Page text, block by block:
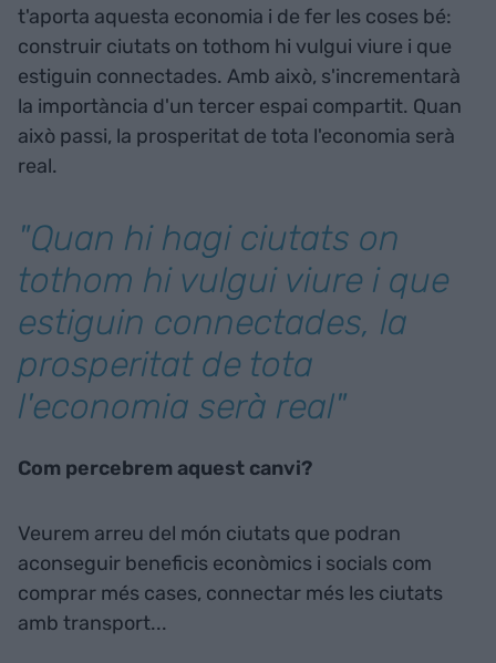
t'aporta aquesta economia i de fer les coses bé:
construir ciutats on tothom hi vulgui viure i que
estiguin connectades. Amb això, s'incrementarà
la importància d'un tercer espai compartit. Quan
això passi, la prosperitat de tota l'economia serà
real.
"Quan hi hagi ciutats on
tothom hi vulgui viure i que
estiguin connectades, la
prosperitat de tota
l'economia serà real"
Com percebrem aquest canvi?
Veurem arreu del món ciutats que podran
aconseguir beneficis econòmics i socials com
comprar més cases, connectar més les ciutats
amb transport...